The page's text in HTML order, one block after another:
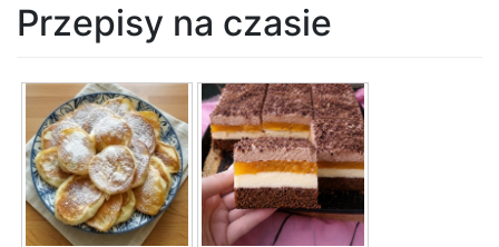
Przepisy na czasie